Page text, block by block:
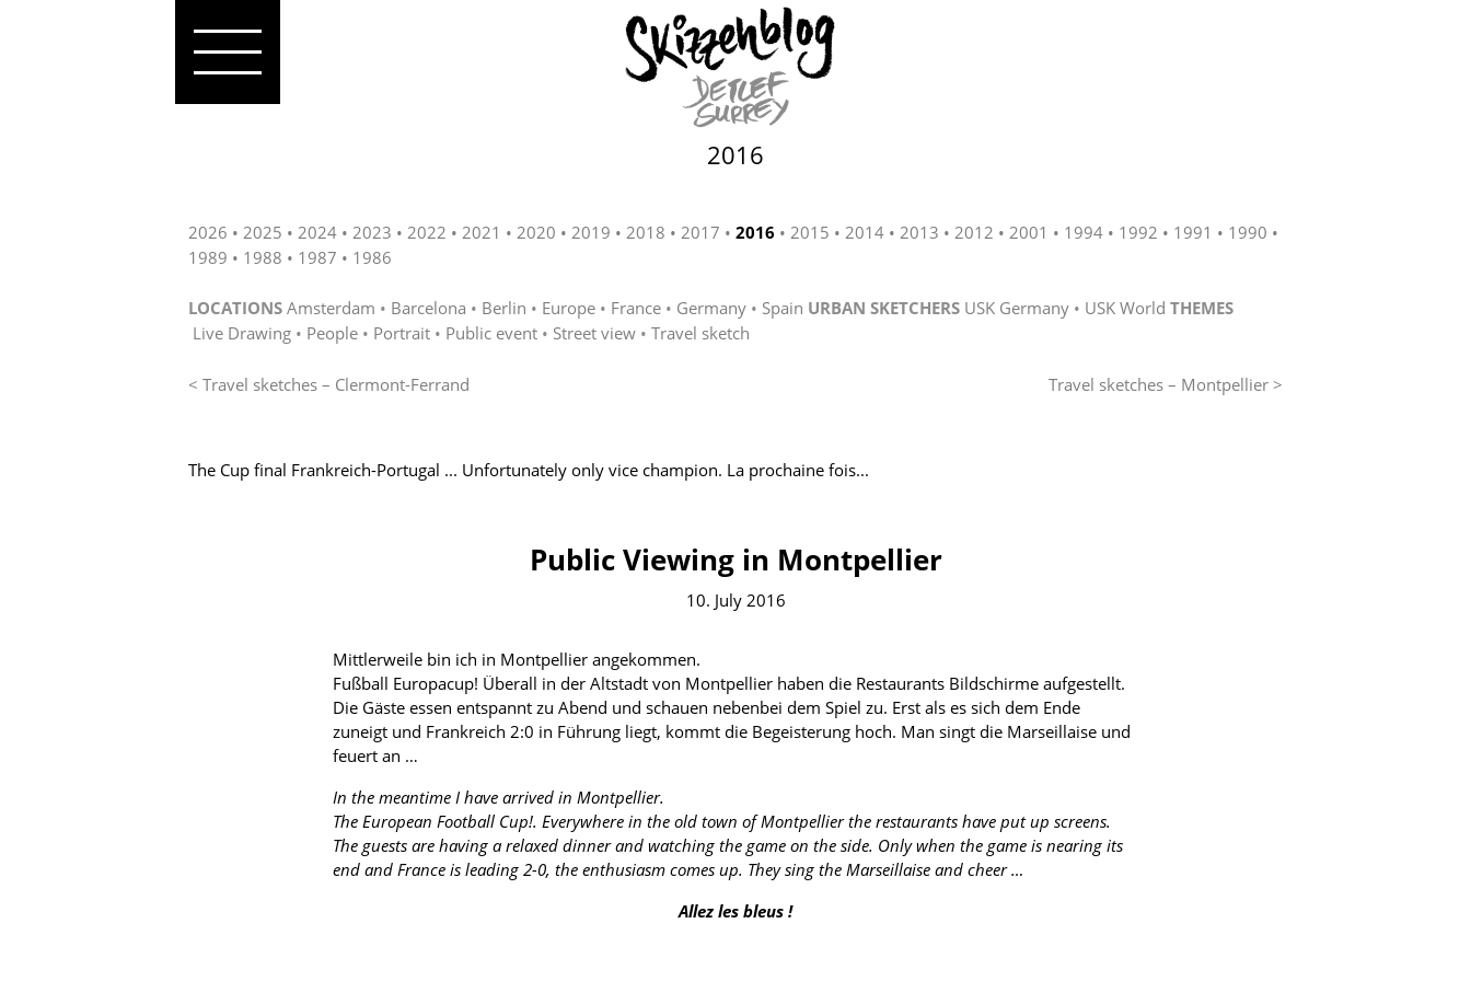
2016
2026 2025 2024 2023 2022 2021 2020 2019 2018 2017 2016 2015 2014 2013 2012 2001 1994 1992 1991
1990
1989
1988 1987 1986
LOCATIONS Amsterdam Barcelona Berlin Europe France Germany Spain URBAN SKETCHERS USK Germany USK World THEMES
Live Drawing
People Portrait Public event Street view Travel sketch
< Travel sketches – Clermont-Ferrand Travel sketches – Montpellier >
The Cup final Frankreich-Portugal ... Unfortunately only vice champion. La prochaine fois...
Public Viewing in Montpellier
10. July 2016
Mittlerweile bin ich in Montpellier angekommen.
Fußball Europacup! Überall in der Altstadt von Montpellier haben die Restaurants Bildschirme aufgestellt.
Die Gäste essen entspannt zu Abend und schauen nebenbei dem Spiel zu. Erst als es sich dem Ende
zuneigt und Frankreich 2:0 in Führung liegt, kommt die Begeisterung hoch. Man singt die Marseillaise und
feuert an …
In the meantime I have arrived in Montpellier.
The European Football Cup!. Everywhere in the old town of Montpellier the restaurants have put up screens.
The guests are having a relaxed dinner and watching the game on the side. Only when the game is nearing its
end and France is leading 2-0, the enthusiasm comes up. They sing the Marseillaise and cheer …
Allez les bleus !